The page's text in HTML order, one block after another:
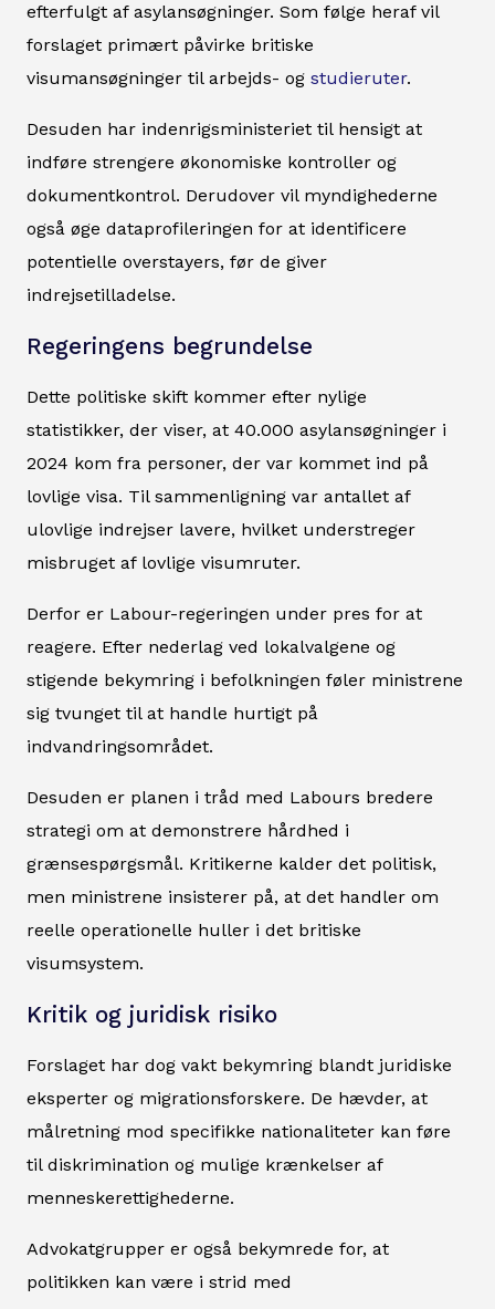
efterfulgt af asylansøgninger. Som følge heraf vil
forslaget primært påvirke britiske
visumansøgninger til arbejds- og studieruter.
Desuden har indenrigsministeriet til hensigt at
indføre strengere økonomiske kontroller og
dokumentkontrol. Derudover vil myndighederne
også øge dataprofileringen for at identificere
potentielle overstayers, før de giver
indrejsetilladelse.
Regeringens begrundelse
Dette politiske skift kommer efter nylige
statistikker, der viser, at 40.000 asylansøgninger i
2024 kom fra personer, der var kommet ind på
lovlige visa. Til sammenligning var antallet af
ulovlige indrejser lavere, hvilket understreger
misbruget af lovlige visumruter.
Derfor er Labour-regeringen under pres for at
reagere. Efter nederlag ved lokalvalgene og
stigende bekymring i befolkningen føler ministrene
sig tvunget til at handle hurtigt på
indvandringsområdet.
Desuden er planen i tråd med Labours bredere
strategi om at demonstrere hårdhed i
grænsespørgsmål. Kritikerne kalder det politisk,
men ministrene insisterer på, at det handler om
reelle operationelle huller i det britiske
visumsystem.
Kritik og juridisk risiko
Forslaget har dog vakt bekymring blandt juridiske
eksperter og migrationsforskere. De hævder, at
målretning mod specifikke nationaliteter kan føre
til diskrimination og mulige krænkelser af
menneskerettighederne.
Advokatgrupper er også bekymrede for, at
politikken kan være i strid med